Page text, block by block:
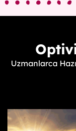
Uzmanlarca